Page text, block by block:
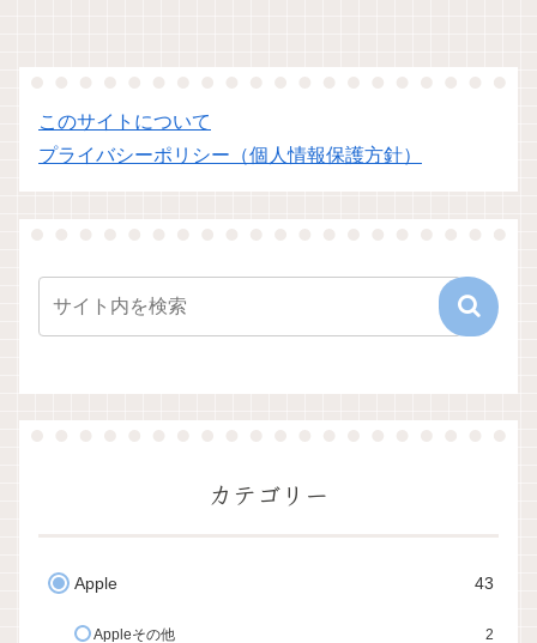
このサイトについて
プライバシーポリシー（個人情報保護方針）
カテゴリー
Apple 43
Appleその他 2